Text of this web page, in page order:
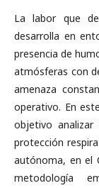
La labor que
desarrolla en
presencia de
atmósferas con
amenaza
operativo. En
objetivo
protección
autónoma, en el
metodología